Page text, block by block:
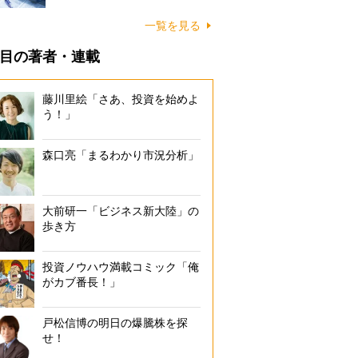
一覧を見る
の著者・連載
藤川里絵「さあ、投資を始めよ
う！」
森口亮「まるわかり市況分析」
大前研一「ビジネス新大陸」の
歩き方
投資ノウハウ満載コミック「俺
がカブ番長！」
戸松信博の明日の爆騰株を探
せ！